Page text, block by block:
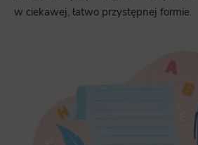
w ciekawej, łatwo przystępnej formie.